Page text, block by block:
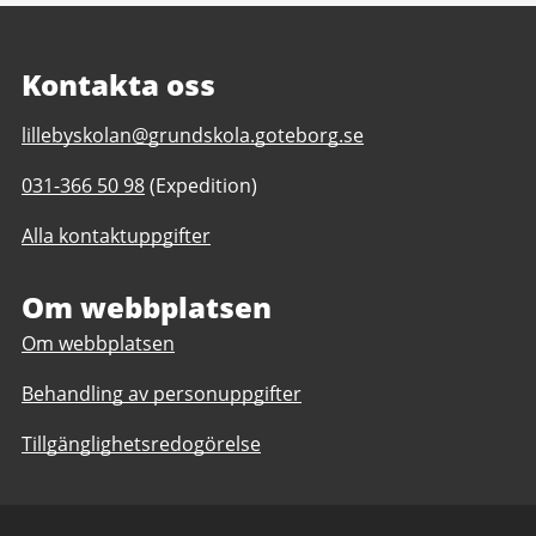
Kontakta oss
E-
till
Lillebyskolan
F-
lillebyskolan@grundskola.goteborg.se
Telefonnummer
Lillebyskolan
6
031-366 50 98(Expedition)
Alla kontaktuppgifter
Om webbplatsen
Om webbplatsen
Behandling av personuppgifter
Tillgänglighetsredogörelse